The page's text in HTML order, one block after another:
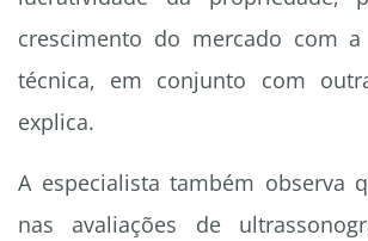
crescimento do mercado com a
técnica, em conjunto com
explica.
A especialista também observa
nas avaliações de